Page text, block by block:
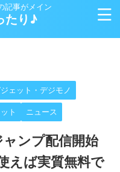
記事がメイン
たり♪
ェット・デジモノ
ト ニュース
ャンプ配信開始
えば実質無料で